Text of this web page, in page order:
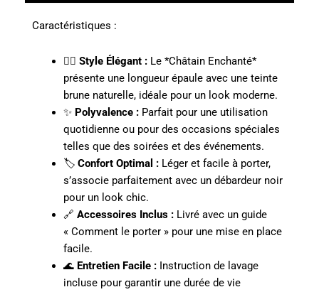
Caractéristiques :
💇‍♀️ Style Élégant :Le *Châtain Enchanté*
présente une longueur épaule avec une teinte
brune naturelle, idéale pour un look moderne.
✨ Polyvalence :Parfait pour une utilisation
quotidienne ou pour des occasions spéciales
telles que des soirées et des événements.
🏷️ Confort Optimal :Léger et facile à porter,
s’associe parfaitement avec un débardeur noir
pour un look chic.
🔗 Accessoires Inclus :Livré avec un guide
« Comment le porter » pour une mise en place
facile.
🌊 Entretien Facile :Instruction de lavage
incluse pour garantir une durée de vie